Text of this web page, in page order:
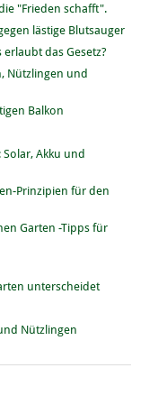
"Frieden schafft".
lästige Blutsauger
das Gesetz?
Nützlingen und
Balkon
Akku und
Prinzipien für den
Garten -Tipps für
unterscheidet
Nützlingen